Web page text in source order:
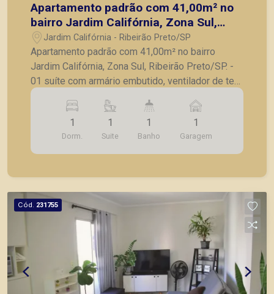
Apartamento padrão com 41,00m² no
bairro Jardim Califórnia, Zona Sul,
Ribeirão Preto/SP.
Jardim Califórnia - Ribeirão Preto/SP
Apartamento padrão com 41,00m² no bairro
Jardim Califórnia, Zona Sul, Ribeirão Preto/SP. -
01 suíte com armário embutido, ventilador de teto
e sacada; - Sala para 02 ambientes com
ventilador de teto; - Sacada; - Cozinha com
armários; - Lavanderia; - 01 vaga de garagem. A
Piramid tem como objetivo atender seus clientes
com agilidade e segurança, em locação, vendas
Preto.
1
Dorm.
1
Suite
1
Banho
1
Garagem
Cód. 231755